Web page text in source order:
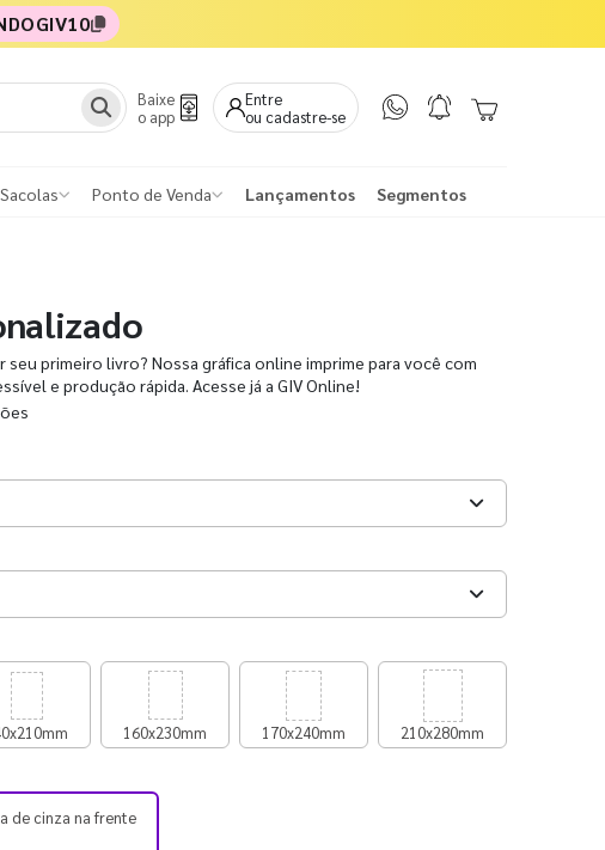
Baixe
o app
Entre
ou cadastre-se
Ponto de Venda Lançamentos Segmentos
seu primeiro livro? Nossa gráfica online imprime para você com
e produção rápida. Acesse já a GIV Online!
160x230mm 170x240mm 210x280mm
de cinza na frente